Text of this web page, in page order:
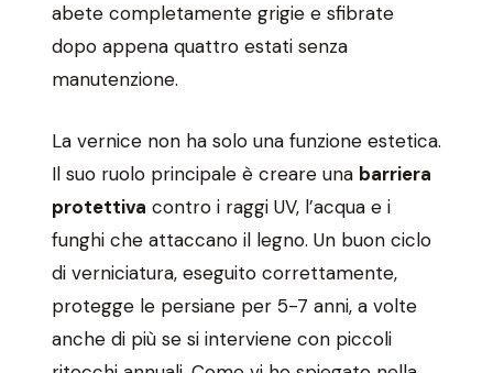
abete completamente grigie e sfibrate
dopo appena quattro estati senza
manutenzione.
La vernice non ha solo una funzione estetica.
Il suo ruolo principale è creare una barriera
protettiva contro i raggi UV, l’acqua e i
funghi che attaccano il legno. Un buon ciclo
di verniciatura, eseguito correttamente,
protegge le persiane per 5-7 anni, a volte
anche di più se si interviene con piccoli